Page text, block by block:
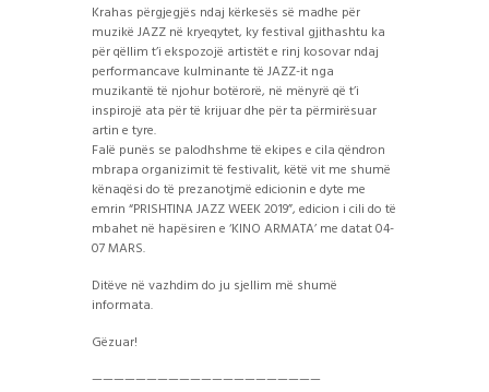
Krahas përgjegjës ndaj kërkesës së madhe për
muzikë JAZZ në kryeqytet, ky festival gjithashtu ka
për qëllim t’i ekspozojë artistët e rinj kosovar ndaj
performancave kulminante të JAZZ-it nga
muzikantë të njohur botërorë, në mënyrë që t’i
inspirojë ata për të krijuar dhe për ta përmirësuar
artin e tyre.
Falë punës se palodhshme të ekipes e cila qëndron
mbrapa organizimit të festivalit, këtë vit me shumë
kënaqësi do të prezanotjmë edicionin e dyte me
emrin “PRISHTINA JAZZ WEEK 2019”, edicion i cili do të
mbahet në hapësiren e ‘KINO ARMATA’ me datat 04-
07 MARS.
Ditëve në vazhdim do ju sjellim më shumë
informata.
Gëzuar!
—————————————————————